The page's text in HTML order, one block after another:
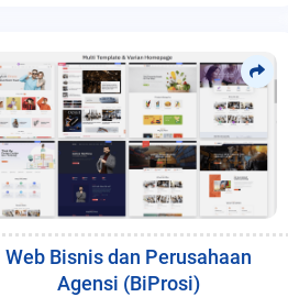
Web Bisnis dan Perusahaan
Agensi (BiProsi)